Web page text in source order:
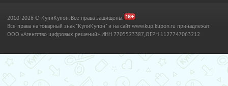
2010-2026 © КупиКупон. Все права защищены.
Все права на товарный знак "КупиКупон" и на сайт www.kupikupon.ru принадлежат
OOO «Агентство цифровых решений» ИНН 7705523387, ОГРН 1127747063212